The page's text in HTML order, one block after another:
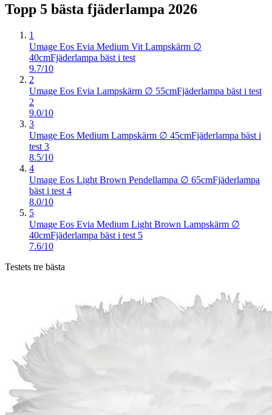
Topp 5 bästa fjäderlampa 2026
1
Umage Eos Evia Medium Vit Lampskärm ∅
40cmFjäderlampa bäst i test
9.7/10
2
Umage Eos Evia Lampskärm ∅ 55cmFjäderlampa bäst i test
2
9.0/10
3
Umage Eos Medium Lampskärm ∅ 45cmFjäderlampa bäst i
test 3
8.5/10
4
Umage Eos Light Brown Pendellampa ∅ 65cmFjäderlampa
bäst i test 4
8.0/10
5
Umage Eos Evia Medium Light Brown Lampskärm ∅
40cmFjäderlampa bäst i test 5
7.6/10
Testets tre bästa